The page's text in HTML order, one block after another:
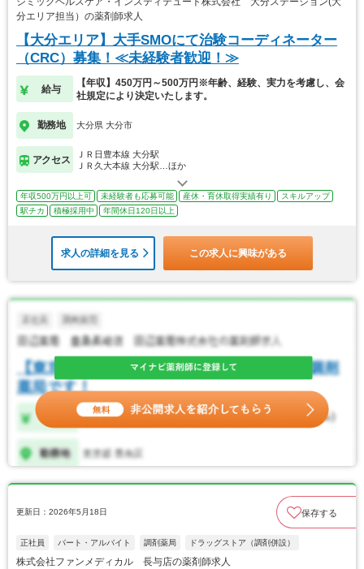
分エリア担当）の薬剤師求人
【大分エリア】大手SMOにて治験コーディネーター
（CRC）募集！≪未経験者歓迎！≫
給与
【年収】450万円～500万円※年齢、経験、実力を考慮し、会
社規定により決定いたします。
勤務地 大分県 大分市
アクセス
ＪＲ日豊本線 大分駅
ＪＲ久大本線 大分駅…ほか
年収500万円以上可 未経験者も応募可能 産休・育休取得実績有り
スキルアップ
駅チカ
積極採用中 年間休日120日以上
求人の詳細を見る この求人に興味がある
更新日：2026年5月18日 保存する
正社員 パート・アルバイト 調剤薬局 ドラッグストア（調剤併設）
株式会社ファンメディカル 長与店の薬剤師求人